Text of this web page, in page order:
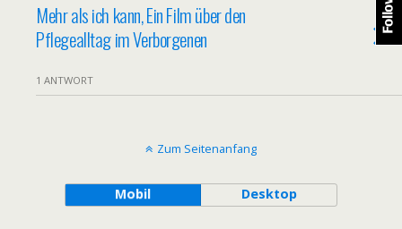
Mehr als ich kann, Ein Film über den
Pflegealltag im Verborgenen
1 ANTWORT
Zum Seitenanfang
Mobil Desktop